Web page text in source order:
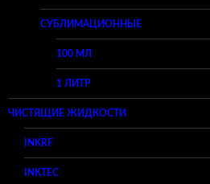
СУБЛИМАЦИОННЫЕ
100 МЛ
1 ЛИТР
ЧИСТЯЩИЕ ЖИДКОСТИ
INKRF
INKTEC